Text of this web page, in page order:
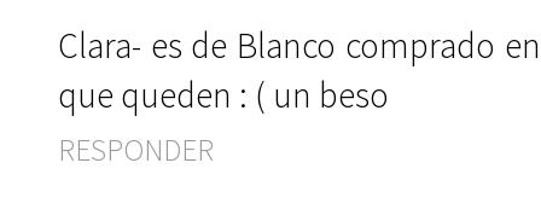
Clara- es de Blanco comprado
que queden : ( un beso
RESPONDER